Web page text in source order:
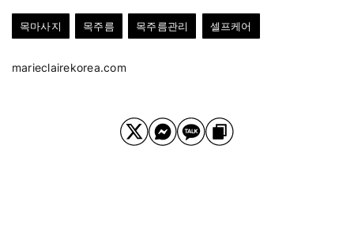
목마사지 목주름 목주름관리 셀프케어
marieclairekorea.com